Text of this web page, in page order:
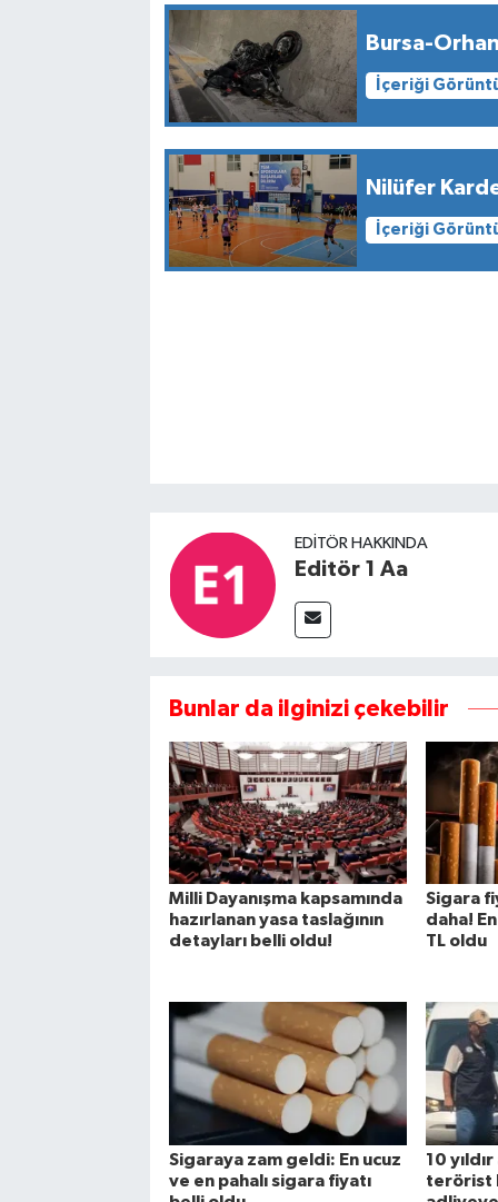
Bursa-
İçeriği
Nilüfer
İçeriği
EDITÖR HAKKINDA
Editör 1 Aa
Bunlar da ilginizi çekebilir
Milli Dayanışma kapsamında
hazırlanan yasa taslağının
detayları belli oldu!
Sigara
daha!
TL oldu
Sigaraya zam geldi: En ucuz
ve en pahalı sigara fiyatı
10
terörist